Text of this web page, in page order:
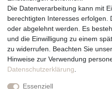
Team
Unternehmen / Philosophie
Kerzenpflege und
Unsere Kerzenlieferanten
Du erreichst uns von
Montag bis Freitag 10 bis 17 Uhr
Die Datenverarbeitung kann mit
berechtigten Interesses erfolgen.
oder abgelehnt werden. Es
und die Einwilligung zu einem
zu widerrufen. Beachten Sie unser
Hinweise zur Verwendung
Daten­schutz­erklärung
Essenziell